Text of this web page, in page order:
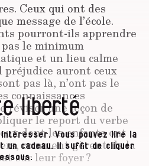
Ceux qui ont des
message de l’école.
pourront-ils apprendre
pas le minimum
et un lieu calme
auront ceux
pas là, n’ont pas le
connaissances
réviser une leçon de
le report du verbe
dont les enfants ont
comment gèrent-ils la
sur leur foyer ?
liberté
Vous pouvez lire la
un cadeau. Il suffit de cliquer